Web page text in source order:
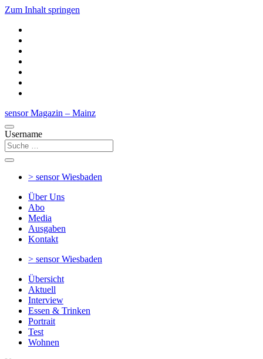
Zum Inhalt springen
sensor Magazin – Mainz
Username
> sensorWiesbaden
Über Uns
Abo
Media
Ausgaben
Kontakt
> sensorWiesbaden
Übersicht
Aktuell
Interview
Essen & Trinken
Portrait
Test
Wohnen